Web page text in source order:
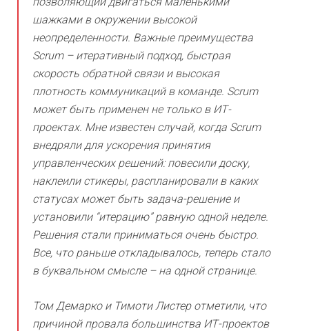
шажками в окружении высокой
неопределенности. Важные преимущества
Scrum – итеративный подход, быстрая
скорость обратной связи и высокая
плотность коммуникаций в команде. Scrum
может быть применен не только в ИТ-
проектах. Мне известен случай, когда Scrum
внедряли для ускорения принятия
управленческих решений: повесили доску,
наклеили стикеры, распланировали в каких
статусах может быть задача-решение и
установили “итерацию” равную одной неделе.
Решения стали приниматься очень быстро.
Все, что раньше откладывалось, теперь стало
в буквальном смысле – на одной странице.
Том Демарко и Тимоти Листер отметили, что
причиной провала большинства ИТ-проектов